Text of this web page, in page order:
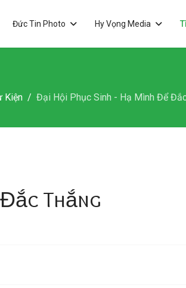
Đức Tin Photo Hy Vọng Media
Kiện Đại Hội Phục Sinh - Hạ Mình Để
Thắng